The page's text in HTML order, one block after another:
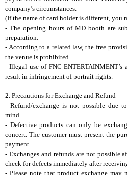
company’s circumstances.
(If the name of card holder is different, you
- The opening hours of MD booth are
preparation.
- According to a related law, the free
the venue is prohibited.
- Illegal use of FNC
result in infringement of portrait rights.
2. Precautions for Exchange and Refund
- Refund/exchange is not possible due
mind.
- Defective products can only be
concert. The customer must present the
payment.
- Exchanges and refunds are not possible
check for defects immediately after
- Please note that product exchange